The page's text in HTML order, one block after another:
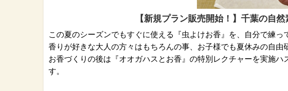
【新規プラン販売開始！】千葉の自
この夏のシーズンでもすぐに使える『虫よけお香』を、自分で練っ
香りが好きな大人の方々はもちろんの事、お子様でも夏休みの自由
お香づくりの後は『オオガハスとお香』の特別レクチャーを実施
す。